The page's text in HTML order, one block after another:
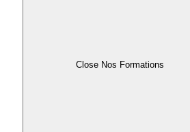
Close Nos Formations